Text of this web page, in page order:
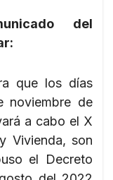
del
que los días
noviembre de
a cabo el X
Vivienda, son
el Decreto